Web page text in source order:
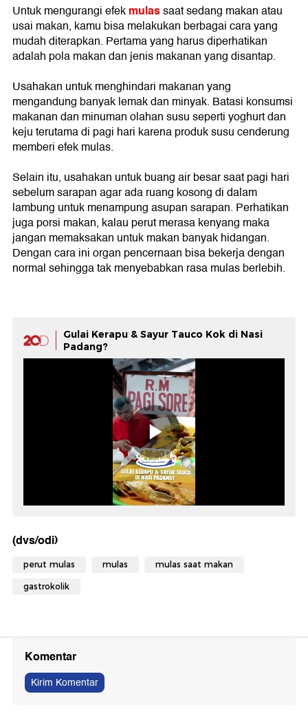
Untuk mengurangi efekmulassaat sedang makan atau
usai makan, kamu bisa melakukan berbagai cara yang
mudah diterapkan. Pertama yang harus diperhatikan
adalah pola makan dan jenis makanan yang disantap.
Usahakan untuk menghindari makanan yang
mengandung banyak lemak dan minyak. Batasi konsumsi
makanan dan minuman olahan susu seperti yoghurt dan
keju terutama di pagi hari karena produk susu cenderung
memberi efek mulas.
Selain itu, usahakan untuk buang air besar saat pagi hari
sebelum sarapan agar ada ruang kosong di dalam
lambung untuk menampung asupan sarapan. Perhatikan
juga porsi makan, kalau perut merasa kenyang maka
jangan memaksakan untuk makan banyak hidangan.
Dengan cara ini organ pencernaan bisa bekerja dengan
normal sehingga tak menyebabkan rasa mulas berlebih.
Gulai Kerapu & Sayur Tauco Kok di Nasi
Padang?
(dvs/odi)
perut mulas mulas mulas saat makan
gastrokolik
Komentar
Kirim Komentar